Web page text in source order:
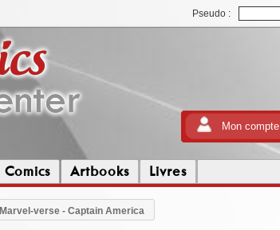
Pseudo :
Mon compte
Comics Artbooks Livres
Marvel-verse - Captain America